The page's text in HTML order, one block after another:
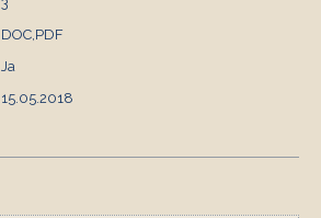
DOC,PDF
Ja
15.05.2018